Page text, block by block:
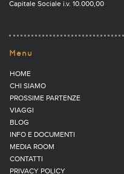
Capitale Sociale i.v. 10.000,00
Menu
HOME
CHI SIAMO
PROSSIME PARTENZE
VIAGGI
BLOG
INFO E DOCUMENTI
MEDIA ROOM
CONTATTI
PRIVACY POLICY